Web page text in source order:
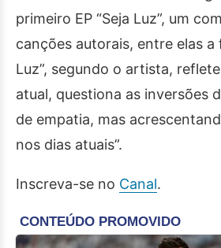
primeiro EP “Seja Luz”, um
canções autorais, entre elas a
Luz”, segundo o artista,
atual, questiona as inversões
de empatia, mas
nos dias atuais”.
Inscreva-se no Canal.